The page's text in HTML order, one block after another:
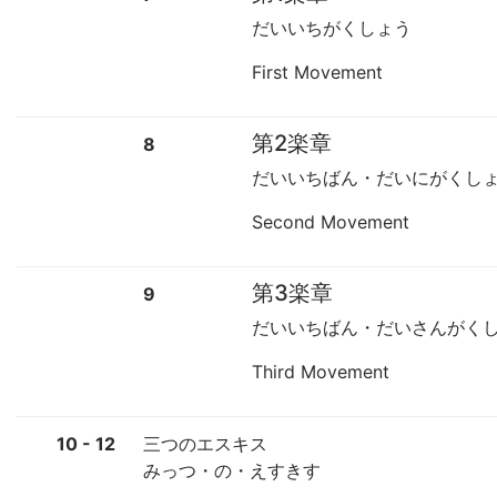
だいいちがくしょう
First Movement
8 第2楽章
だいいちばん・だいにがくし
Second Movement
9 第3楽章
だいいちばん・だいさんがく
Third Movement
10 - 12
三つのエスキス
みっつ・の・えすきす